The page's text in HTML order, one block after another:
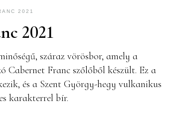
2021
2021
száraz vörösbor, amely a
Cabernet Franc szőlőből készült. Ez a
és a Szent György-hegy vulkanikus
karakterrel bír.